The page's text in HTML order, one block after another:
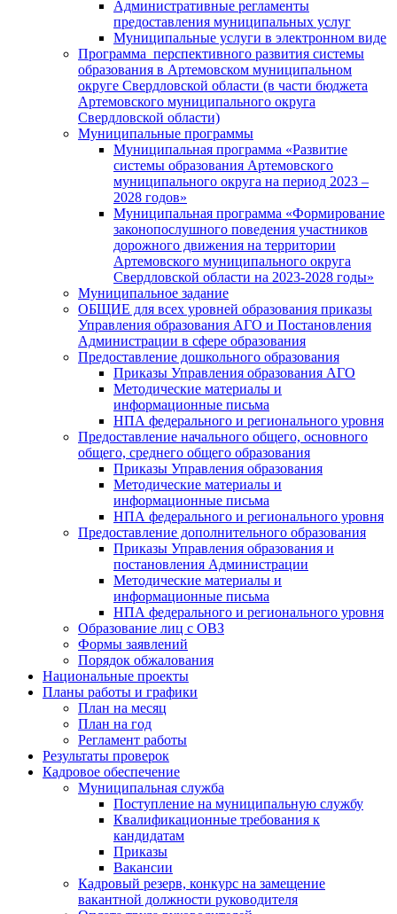
Административные регламенты
предоставления муниципальных услуг
Муниципальные услуги в электронном виде
Программа перспективного развития системы
образования в Артемовском муниципальном
округе Свердловской области (в части бюджета
Артемовского муниципального округа
Свердловской области)
Муниципальные программы
Муниципальная программа «Развитие
системы образования Артемовского
муниципального округа на период 2023 –
2028 годов»
Муниципальная программа «Формирование
законопослушного поведения участников
дорожного движения на территории
Артемовского муниципального округа
Свердловской области на 2023-2028 годы»
Муниципальное задание
ОБЩИЕ для всех уровней образования приказы
Управления образования АГО и Постановления
Администрации в сфере образования
Предоставление дошкольного образования
Приказы Управления образования АГО
Методические материалы и
информационные письма
НПА федерального и регионального уровня
Предоставление начального общего, основного
общего, среднего общего образования
Приказы Управления образования
Методические материалы и
информационные письма
НПА федерального и регионального уровня
Предоставление дополнительного образования
Приказы Управления образования и
постановления Администрации
Методические материалы и
информационные письма
НПА федерального и регионального уровня
Образование лиц с ОВЗ
Формы заявлений
Порядок обжалования
Национальные проекты
Планы работы и графики
План на месяц
План на год
Регламент работы
Результаты проверок
Кадровое обеспечение
Муниципальная служба
Поступление на муниципальную службу
Квалификационные требования к
кандидатам
Приказы
Вакансии
Кадровый резерв, конкурс на замещение
вакантной должности руководителя